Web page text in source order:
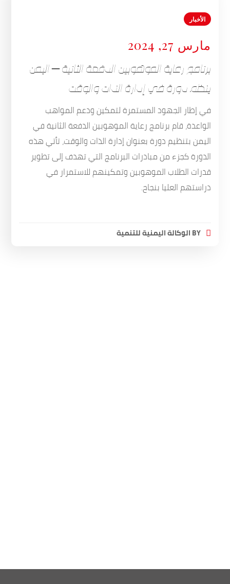
الأخبار
مارس 27, 2024
برنامج رعاية الموهوبين الدفعة الثانية – اليمن
ينظم دورة في إدارة الذات والوقت
في إطار الجهود المستمرة لتمكين ودعم المواهب
الواعدة، قام برنامج رعاية الموهوبين الدفعة الثانية في
اليمن بتنظيم دورة بعنوان إدارة الذات والوقت، تأتي هذه
الدورة كجزء من مبادرات البرنامج التي تهدف إلى تطوير
قدرات الطلاب الموهوبين وتمكينهم للاستمرار في
دراستهم العليا بنجاح.
BYالوكالة اليمنية للتنمية